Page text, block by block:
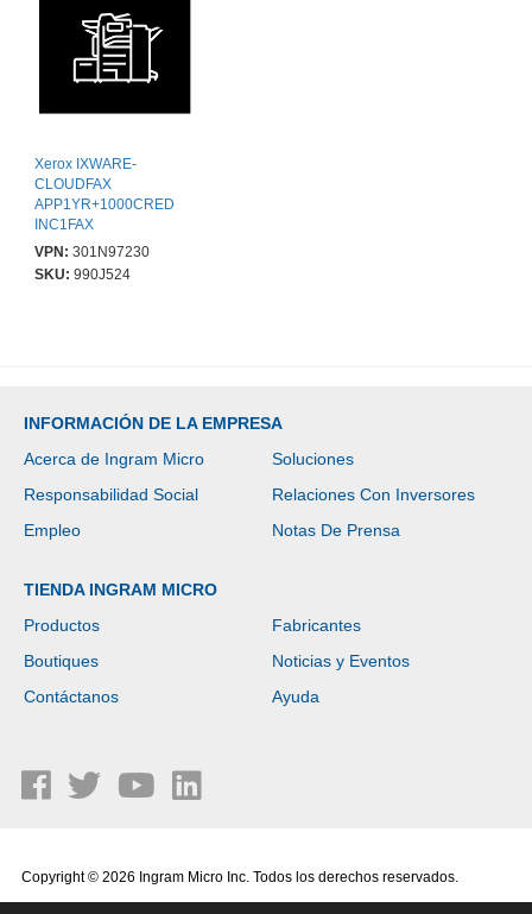
Xerox IXWARE-
CLOUDFAX
APP1YR+1000CRED
INC1FAX
TOMAIL20MAIL/F XE
OFAX
VPN: 301N97230
SKU: 990J524
INFORMACIÓN DE LA EMPRESA
Acerca de Ingram Micro
Soluciones
Responsabilidad Social
Relaciones Con Inversores
Empleo
Notas De Prensa
TIENDA INGRAM MICRO
Productos
Fabricantes
Boutiques
Noticias y Eventos
Contáctanos
Ayuda
Copyright © 2026 Ingram Micro Inc. Todos los derechos reservados.